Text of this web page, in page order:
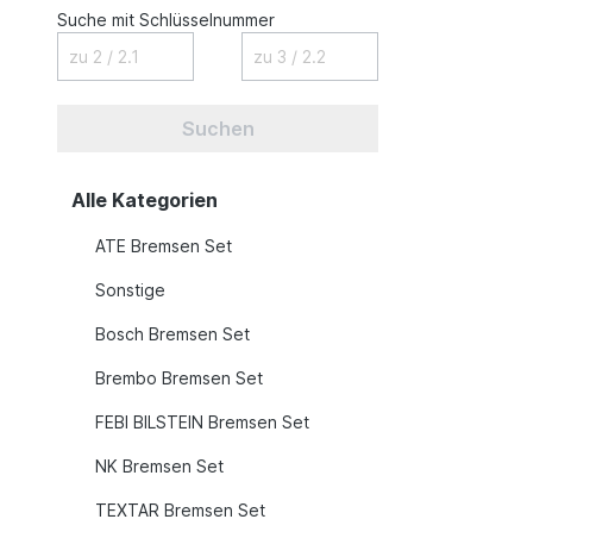
Suche mit Schlüsselnummer
Suchen
Alle Kategorien
ATE Bremsen Set
Sonstige
Bosch Bremsen Set
Brembo Bremsen Set
FEBI BILSTEIN Bremsen Set
NK Bremsen Set
TEXTAR Bremsen Set